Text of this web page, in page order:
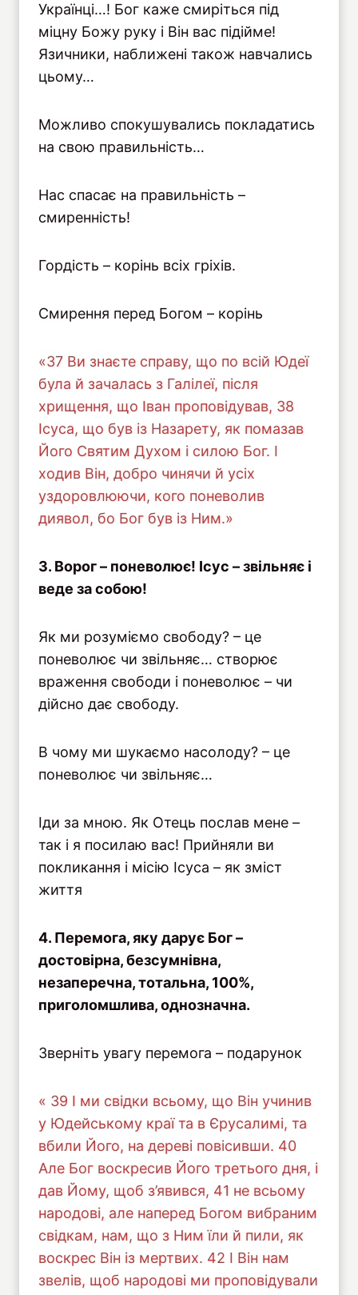
Українці…! Бог каже смиріться під
міцну Божу руку і Він вас підійме!
Язичники, наближені також навчались
цьому…
Можливо спокушувались покладатись
на свою правильність…
Нас спасає на правильність –
смиренність!
Гордість – корінь всіх гріхів.
Смирення перед Богом – корінь
«37 Ви знаєте справу, що по всій Юдеї
була й зачалась з Галілеї, після
хрищення, що Іван проповідував, 38
Ісуса, що був із Назарету, як помазав
Його Святим Духом і силою Бог. І
ходив Він, добро чинячи й усіх
уздоровлюючи, кого поневолив
диявол, бо Бог був із Ним.»
3. Ворог – поневолює! Ісус – звільняє і
веде за собою!
Як ми розуміємо свободу? – це
поневолює чи звільняє… створює
враження свободи і поневолює – чи
дійсно дає свободу.
В чому ми шукаємо насолоду? – це
поневолює чи звільняє…
Іди за мною. Як Отець послав мене –
так і я посилаю вас! Прийняли ви
покликання і місію Ісуса – як зміст
життя
4. Перемога, яку дарує Бог –
достовірна, безсумнівна,
незаперечна, тотальна, 100%,
приголомшлива, однозначна.
Зверніть увагу перемога – подарунок
« 39 І ми свідки всьому, що Він учинив
у Юдейському краї та в Єрусалимі, та
вбили Його, на дереві повісивши. 40
Але Бог воскресив Його третього дня, і
дав Йому, щоб з’явився, 41 не всьому
народові, але наперед Богом вибраним
свідкам, нам, що з Ним їли й пили, як
воскрес Він із мертвих. 42 І Він нам
звелів, щоб народові ми проповідували